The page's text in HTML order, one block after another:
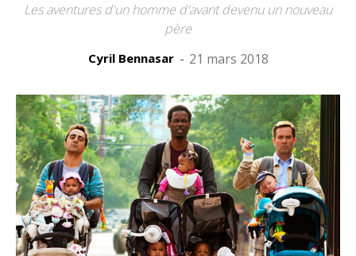
Les aventures d'un homme d'avant devenu un nouveau
père
Cyril Bennasar - 21 mars 2018